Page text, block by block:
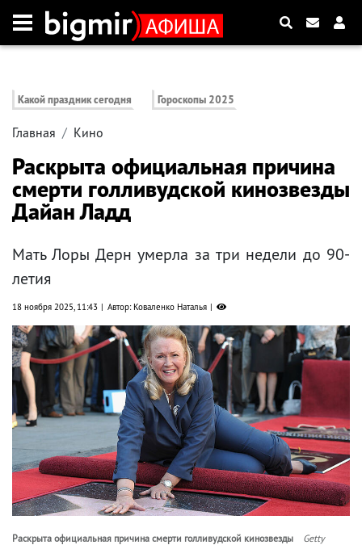
Какой праздник сегодня Гороскопы 2025
Главная Кино
Раскрыта официальная причина
смерти голливудской кинозвезды
Дайан Ладд
Мать Лоры Дерн умерла за три недели до 90-
летия
18 ноября 2025, 11:43 Автор: Коваленко Наталья
Раскрыта официальная причина смерти голливудской кинозвезды
Getty